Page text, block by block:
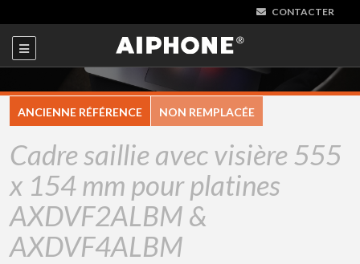
CONTACTER
ANCIENNE RÉFÉRENCE NON REMPLACÉE
Cadre saillie avec visière 555
x 154 mm pour platines
AXDVF2ALBM &
AXDVF4ALBM